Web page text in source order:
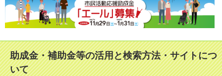
助成金・補助金等の活用と検索方法・サイトにつ
いて